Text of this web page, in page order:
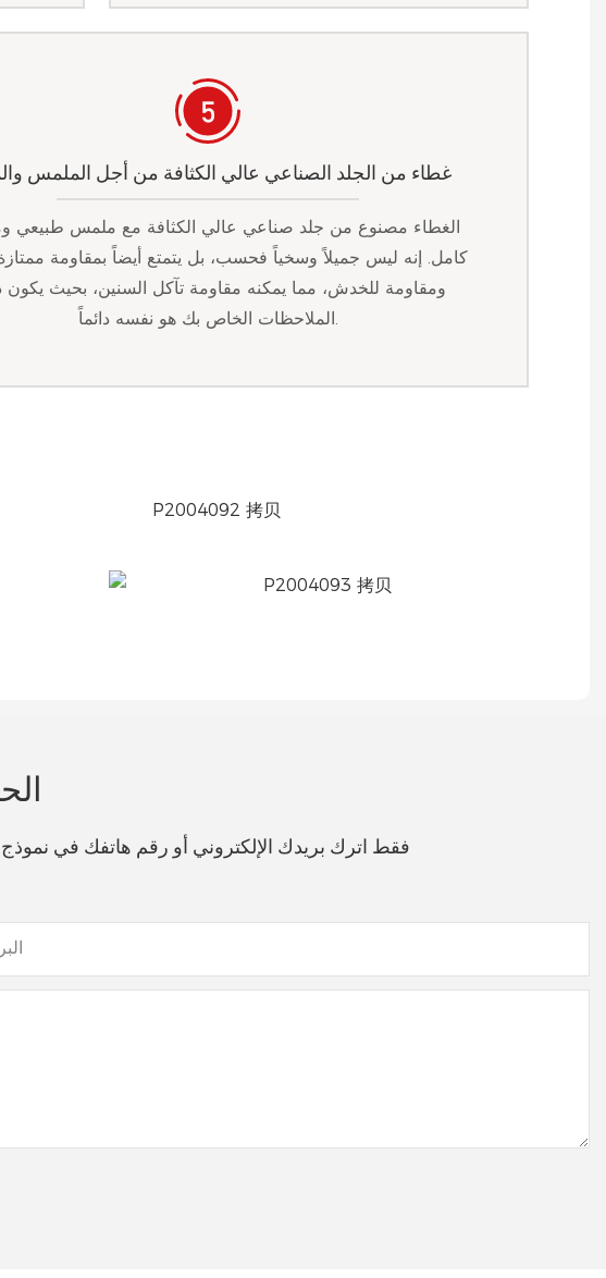
غطاء من الجلد الصناعي عالي الكثافة من أجل الملمس
الغطاء مصنوع من جلد صناعي عالي الكثافة مع ملمس طبيعي
كامل. إنه ليس جميلاً وسخياً فحسب، بل يتمتع أيضاً بمقاومة
ومقاومة للخدش، مما يمكنه مقاومة تآكل السنين، بحيث يكون
الملاحظات الخاص بك هو نفسه دائماً.
فقط اترك بريدك الإلكتروني أو رقم هاتفك في